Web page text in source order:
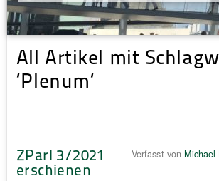
All Artikel mit
‘Plenum‘
ZParl 3/2021
erschienen
Verfasst von Michael